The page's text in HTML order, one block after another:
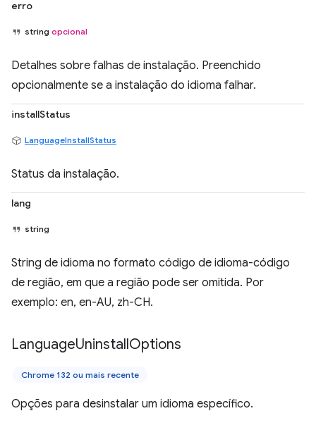
erro
string opcional
Detalhes sobre falhas de instalação. Preenchido
opcionalmente se a instalação do idioma falhar.
installStatus
LanguageInstallStatus
Status da instalação.
lang
string
String de idioma no formato código de idioma-código
de região, em que a região pode ser omitida. Por
exemplo: en, en-AU, zh-CH.
LanguageUninstallOptions
Chrome 132 ou mais recente
Opções para desinstalar um idioma específico.